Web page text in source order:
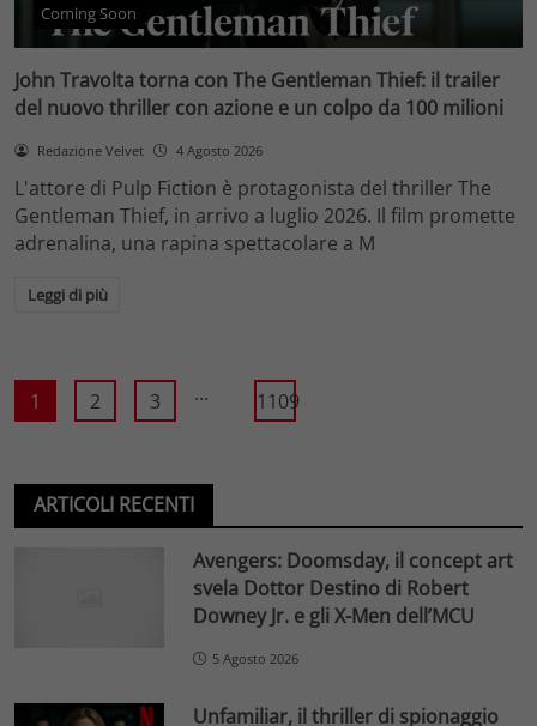
Coming Soon
John Travolta torna con The Gentleman Thief: il trailer
del nuovo thriller con azione e un colpo da 100 milioni
Redazione Velvet 4 Agosto 2026
L'attore di Pulp Fiction è protagonista del thriller The
Gentleman Thief, in arrivo a luglio 2026. Il film promette
adrenalina, una rapina spettacolare a M
Leggi di più
1 2 3 ... 1109
ARTICOLI RECENTI
Avengers: Doomsday, il concept art
svela Dottor Destino di Robert
Downey Jr. e gli X-Men dell’MCU
5 Agosto 2026
Unfamiliar, il thriller di spionaggio